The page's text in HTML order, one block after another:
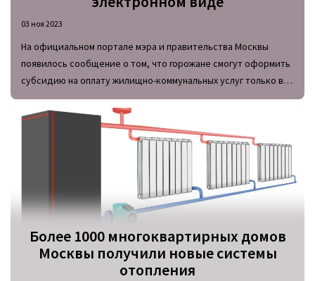
03 ноя 2023
На официальном портале мэра и правительства Москвы
появилось сообщение о том, что горожане смогут оформить
субсидию на оплату жилищно-коммунальных услуг только в
электронном виде на сайте mos.ru.
Более 1000 многоквартирных домов
Москвы получили новые системы
отопления